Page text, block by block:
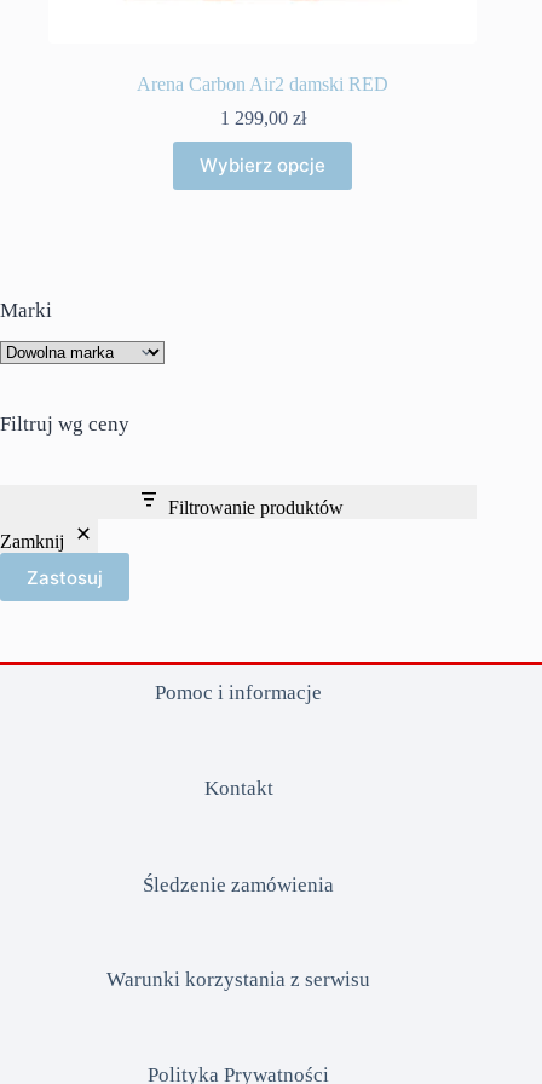
Arena Carbon Air2 damski RED
1 299,00 zł
Wybierz opcje
produkt
ma
Marki
Filtruj wg ceny
Filtrowanie produktów
Zamknij
Zastosuj
Pomoc i informacje
Kontakt
Śledzenie zamówienia
Warunki korzystania z serwisu
Polityka Prywatności